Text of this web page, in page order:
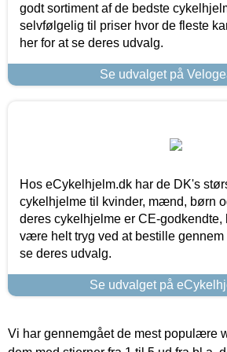
godt sortiment af de bedste
selvfølgelig til priser hvor de fleste
her for at se deres udvalg.
Se udvalget på
Hos eCykelhjelm.dk har de DK's
cykelhjelme til kvinder, mænd, børn
deres cykelhjelme er CE-godkendte,
være helt tryg ved at bestille gennem
se deres udvalg.
Se udvalget på
Vi har gennemgået de mest populære